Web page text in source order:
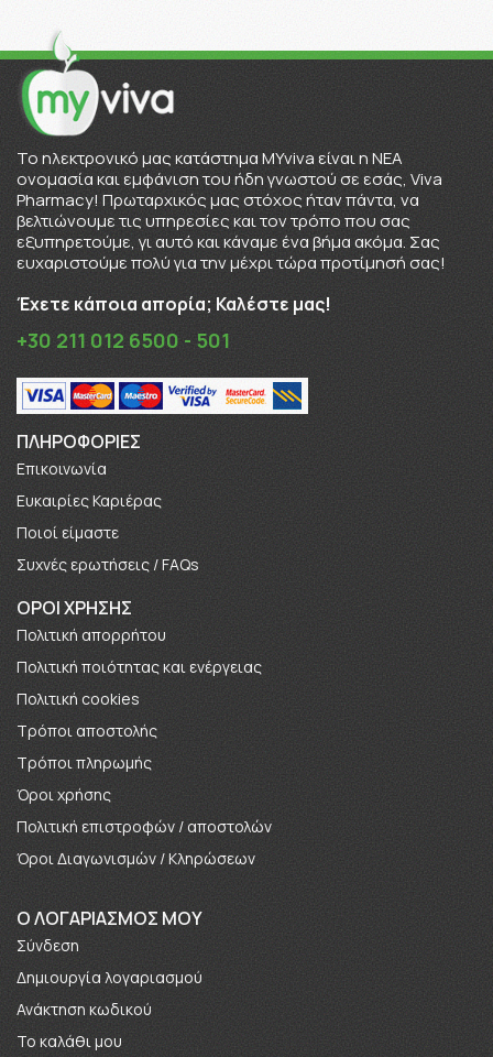
To ηλεκτρονικό μας κατάστημα MYviva είναι η ΝΕΑ
ονομασία και εμφάνιση του ήδη γνωστού σε εσάς, Viva
Pharmacy! Πρωταρχικός μας στόχος ήταν πάντα, να
βελτιώνουμε τις υπηρεσίες και τον τρόπο που σας
εξυπηρετούμε, γι αυτό και κάναμε ένα βήμα ακόμα. Σας
ευχαριστούμε πολύ για την μέχρι τώρα προτίμησή σας!
Έχετε κάποια απορία; Καλέστε μας!
+30 211 012 6500 - 501
ΠΛΗΡΟΦΟΡΊΕΣ
Επικοινωνία
Ευκαιρίες Καριέρας
Πoιοί είμαστε
Συχνές ερωτήσεις / FAQs
ΟΡΟΙ ΧΡΗΣΗΣ
Πολιτική απορρήτου
Πολιτική ποιότητας και ενέργειας
Πολιτική cookies
Τρόποι αποστολής
Τρόποι πληρωμής
Όροι χρήσης
Πολιτική επιστροφών / αποστολών
Όροι Διαγωνισμών / Κληρώσεων
O ΛΟΓΑΡΙΑΣΜΟΣ ΜΟΥ
Σύνδεση
Δημιουργία λογαριασμού
Ανάκτηση κωδικού
Το καλάθι μου